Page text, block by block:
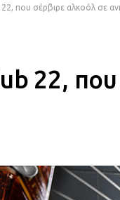
22, που σέρβιρε αλκοόλ σε
22,